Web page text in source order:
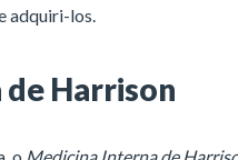
adquiri-los.
Harrison